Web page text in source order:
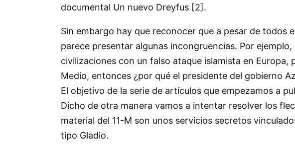
documental Un nuevo Dreyfus [2].
Sin embargo hay que reconocer que a pesar de todos
parece presentar algunas incongruencias. Por
civilizaciones con un falso ataque islamista en
Medio, entonces ¿por qué el presidente del gobierno
El objetivo de la serie de artículos que empezamos a
Dicho de otra manera vamos a intentar resolver los
material del 11-M son unos servicios secretos
tipo Gladio.